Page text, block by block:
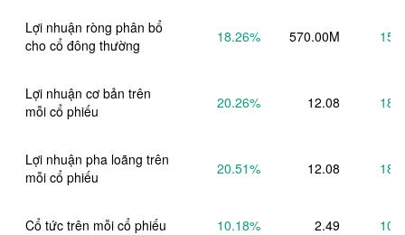
Lợi nhuận ròng phân bổ
cho cổ đông thường
18.26% 570.00M
Lợi nhuận cơ bản trên
mỗi cổ phiếu
20.26% 12.08
Lợi nhuận pha loãng trên
mỗi cổ phiếu
20.51% 12.08
Cổ tức trên mỗi cổ phiếu 10.18% 2.49